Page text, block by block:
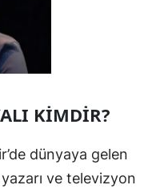
KİMDİR?
dünyaya gelen
ve televizyon